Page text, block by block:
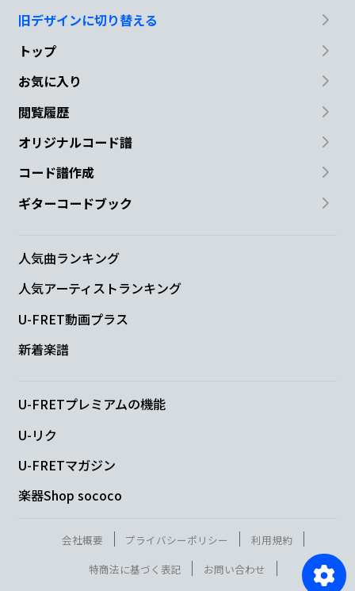
旧デザインに切り替える
トップ
お気に入り
閲覧履歴
オリジナルコード譜
コード譜作成
ギターコードブック
人気曲ランキング
人気アーティストランキング
U-FRET動画プラス
新着楽譜
U-FRETプレミアムの機能
U-リク
U-FRETマガジン
楽器Shop sococo
会社概要 プライバシーポリシー
利用規約
特商法に基づく表記
お問い合わせ